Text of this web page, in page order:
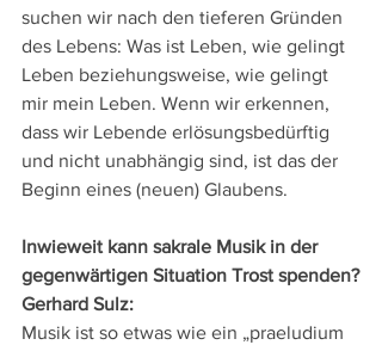
suchen wir nach den tieferen Gründen
des Lebens: Was ist Leben, wie gelingt
Leben beziehungsweise, wie gelingt
mir mein Leben. Wenn wir erkennen,
dass wir Lebende erlösungsbedürftig
und nicht unabhängig sind, ist das der
Beginn eines (neuen) Glaubens.
Inwieweit kann sakrale Musik in der
gegenwärtigen Situation Trost spenden?
Gerhard Sulz:
Musik ist so etwas wie ein „praeludium